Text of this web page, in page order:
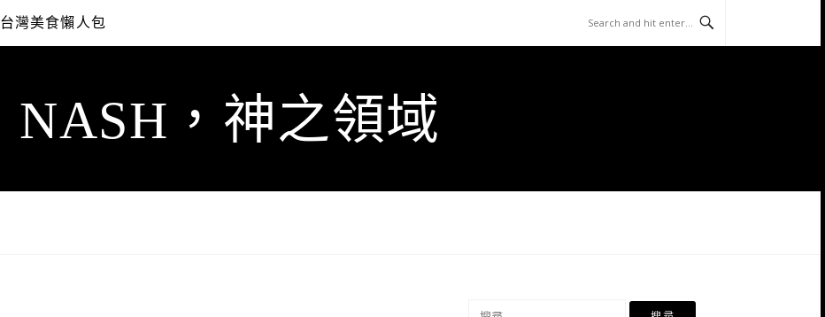
台灣美食懶人包
NASH，神之領域